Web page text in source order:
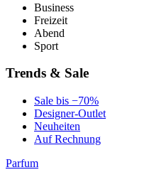
Business
Freizeit
Abend
Sport
Trends & Sale
Sale bis −70%
Designer-Outlet
Neuheiten
Auf Rechnung
Parfum